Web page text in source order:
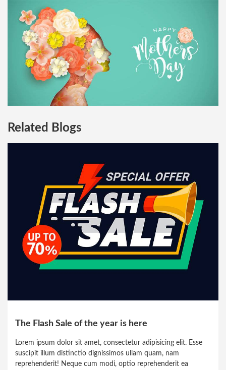
Related Blogs
The Flash Sale of the year is here
Lorem ipsum dolor sit amet, consectetur adipisicing elit. Esse
suscipit illum distinctio dignissimos ullam quam, nam
reprehenderit! Neque cum modi, optio reprehenderit ea